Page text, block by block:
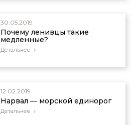
30.05.2019
Почему ленивцы такие
медленные?
Детальнее
12.02.2019
Нарвал — морской единорог
Детальнее